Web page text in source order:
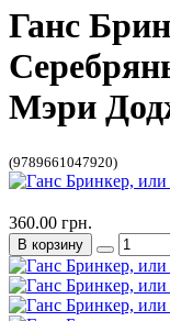
Ганс
Мэри
(9789661047920)
360.00 грн.
В корзину